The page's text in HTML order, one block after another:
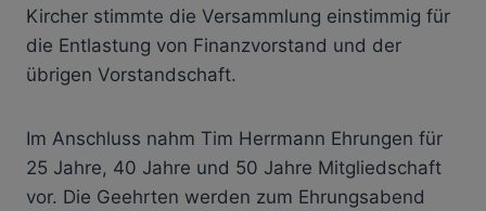
Kircher stimmte die Versammlung einstimmig für
die Entlastung von Finanzvorstand und der
übrigen Vorstandschaft.
Im Anschluss nahm Tim Herrmann Ehrungen für
25 Jahre, 40 Jahre und 50 Jahre Mitgliedschaft
vor. Die Geehrten werden zum Ehrungsabend